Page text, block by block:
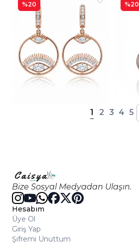
%20 %20
1 2 3 4 5
Bize Sosyal Medyadan Ulaşın.
Hesabım
Üye Ol
Giriş Yap
Şifremi Unuttum